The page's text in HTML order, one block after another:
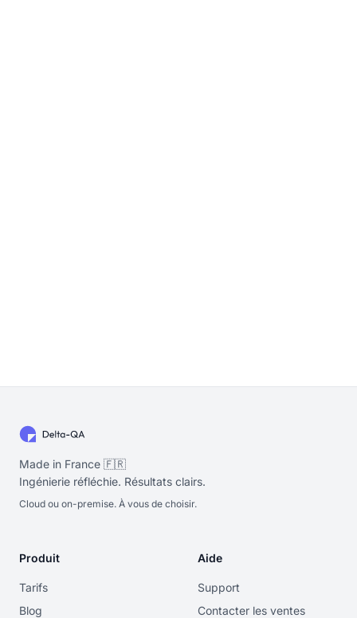
Made in France 🇫🇷
Ingénierie réfléchie. Résultats clairs.
Cloud ou on-premise. À vous de choisir.
Produit
Tarifs
Blog
Aide
Support
Contacter les ventes